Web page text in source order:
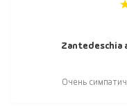
Zantedeschia
Очень